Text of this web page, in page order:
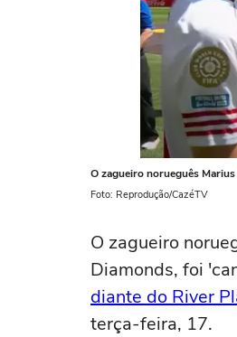
O zagueiro norueguês
Foto: Reprodução/CazéTV
O zagueiro
Diamonds, foi
diante do River
terça-feira, 17.